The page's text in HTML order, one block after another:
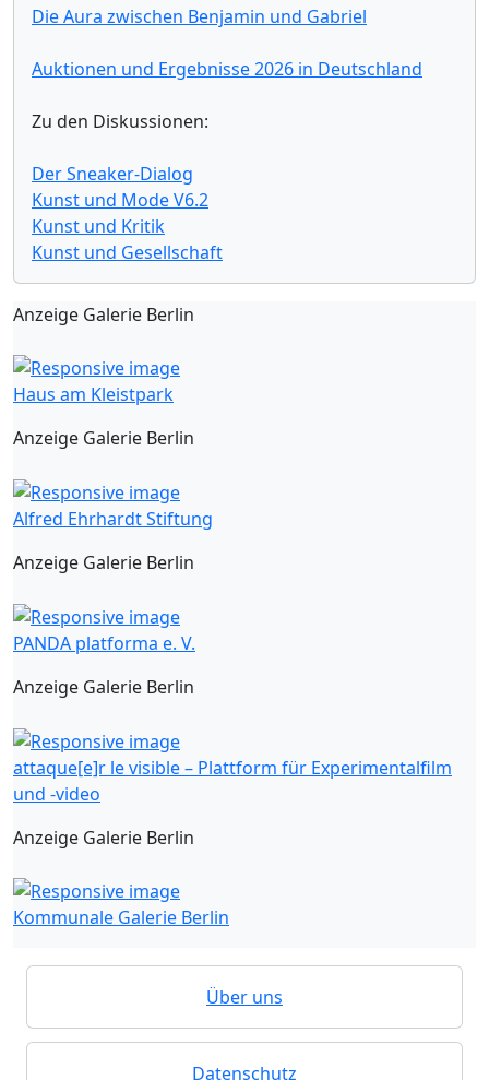
Die Aura zwischen Benjamin und Gabriel
Auktionen und Ergebnisse 2026 in Deutschland
Zu den Diskussionen:
Der Sneaker-Dialog
Kunst und Mode V6.2
Kunst und Kritik
Kunst und Gesellschaft
Anzeige Galerie Berlin
Haus am Kleistpark
Anzeige Galerie Berlin
Alfred Ehrhardt Stiftung
Anzeige Galerie Berlin
PANDA platforma e. V.
Anzeige Galerie Berlin
attaque[e]r le visible – Plattform für Experimentalfilm
und -video
Anzeige Galerie Berlin
Kommunale Galerie Berlin
Über uns
Datenschutz